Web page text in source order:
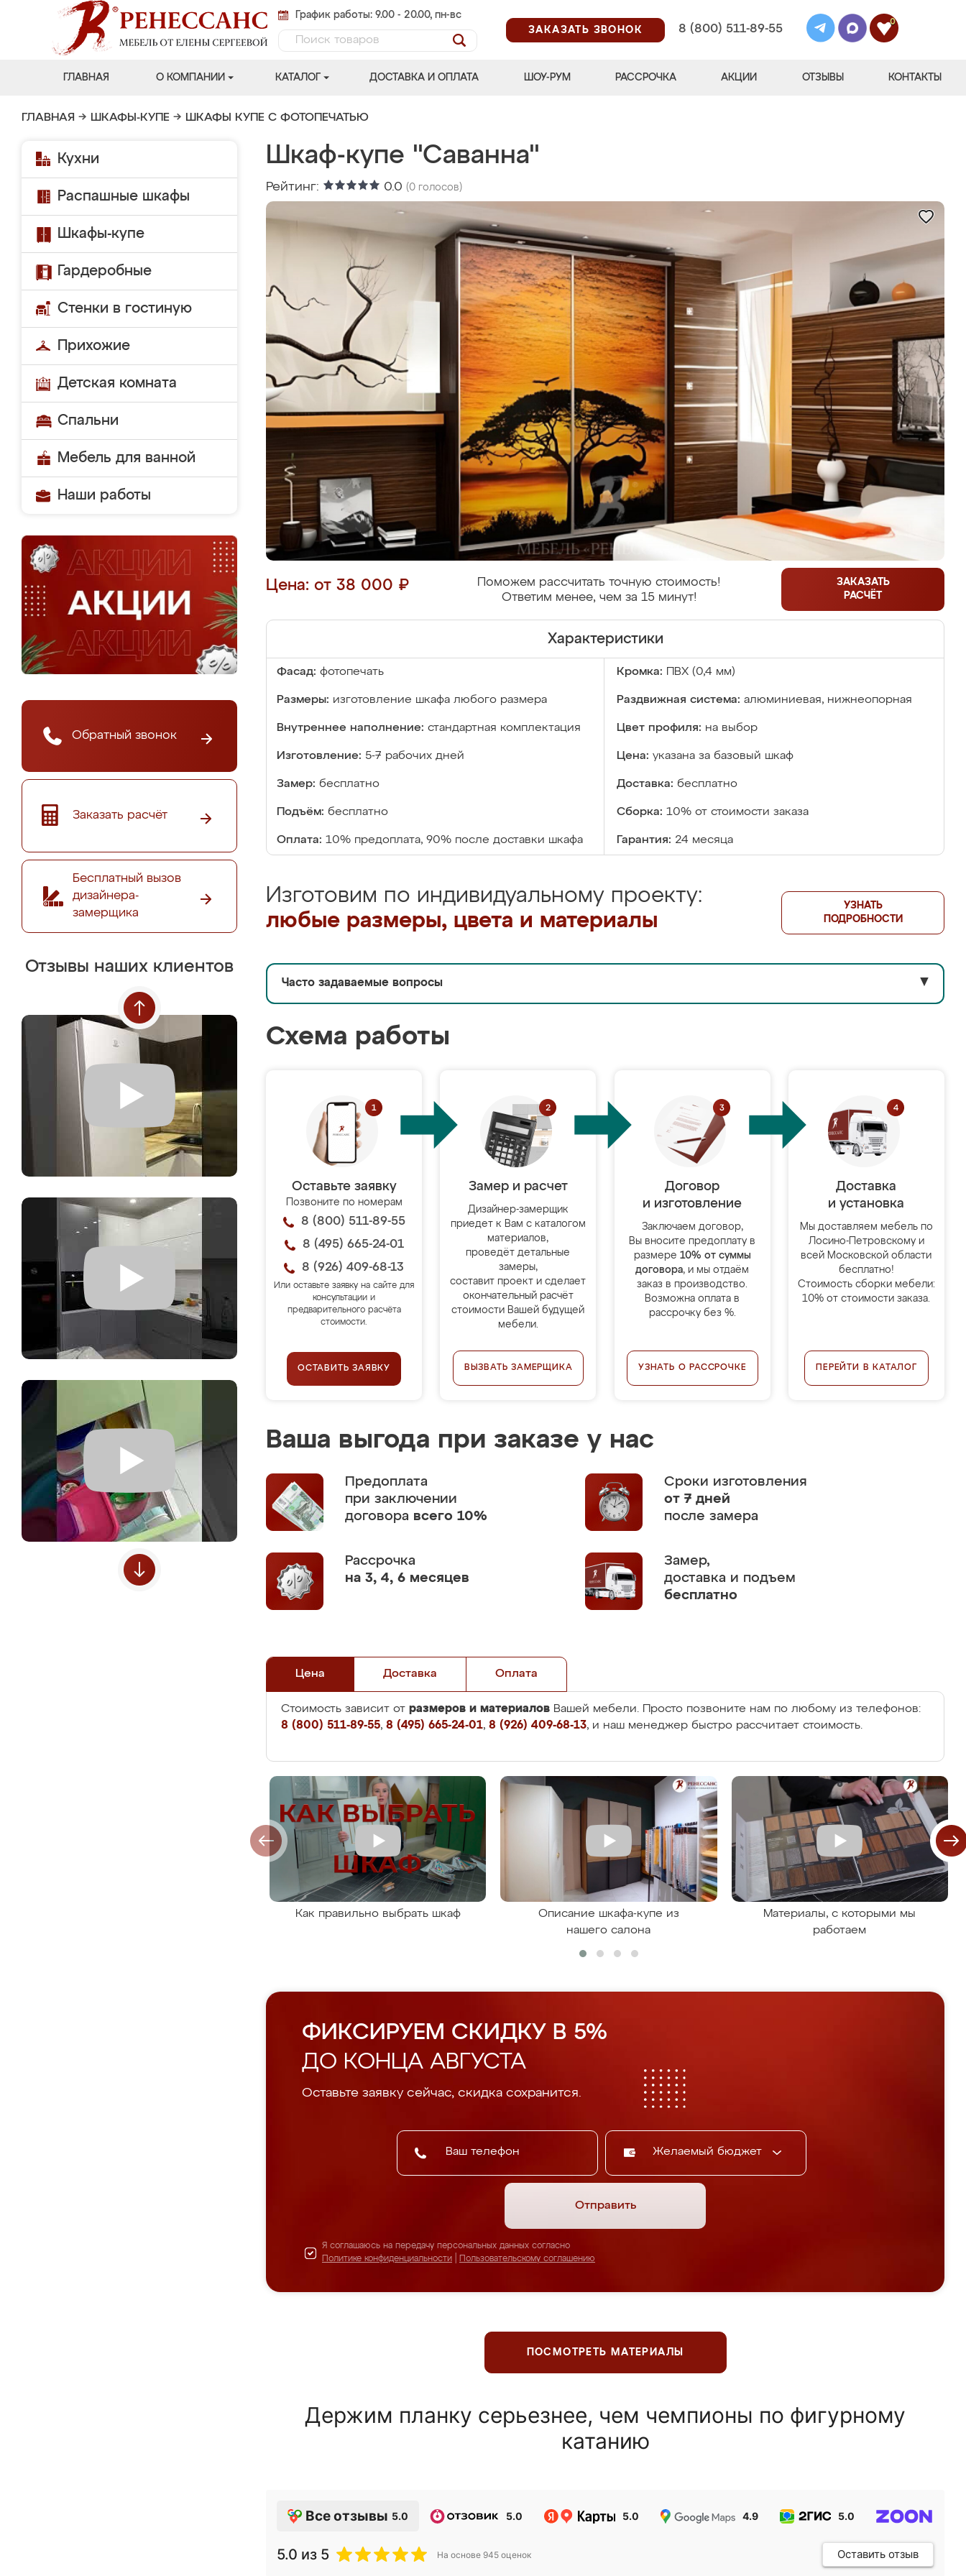
График работы: 9.00 - 20.00, пн-вс
ЗАКАЗАТЬ ЗВОНОК
8 (800) 511-89-55
0
ГЛАВНАЯ О КОМПАНИИ КАТАЛОГ ДОСТАВКА И ОПЛАТА ШОУ-РУМ РАССРОЧКА АКЦИИ ОТЗЫВЫ КОНТАКТЫ
ГЛАВНАЯ → ШКАФЫ-КУПЕ → ШКАФЫ КУПЕ С ФОТОПЕЧАТЬЮ
Кухни
Распашные шкафы
Шкафы-купе
Гардеробные
Стенки в гостиную
Прихожие
Детская комната
Спальни
Мебель для ванной
Наши работы
Обратный звонок
Заказать расчёт
Бесплатный вызов
дизайнера-
замерщика
Отзывы наших клиентов
Шкаф-купе "Саванна"
Рейтинг: 0.0 (0 голосов)
Цена: от 38 000 ₽
Поможем рассчитать точную стоимость!
Ответим менее, чем за 15 минут!
ЗАКАЗАТЬ
РАСЧЁТ
Характеристики
Фасад: фотопечать Кромка: ПВХ (0,4 мм)
Размеры: изготовление шкафа любого размера Раздвижная система: алюминиевая, нижнеопорная
Внутреннее наполнение: стандартная комплектация Цвет профиля: на выбор
Изготовление: 5-7 рабочих дней Цена: указана за базовый шкаф
Замер: бесплатно Доставка: бесплатно
Подъём: бесплатно Сборка: 10% от стоимости заказа
Оплата: 10% предоплата, 90% после доставки шкафа Гарантия: 24 месяца
Изготовим по индивидуальному проекту:
любые размеры, цвета и материалы
УЗНАТЬ
ПОДРОБНОСТИ
Часто задаваемые вопросы ▼
Схема работы
Оставьте заявку
Позвоните по номерам
8 (800) 511-89-55
8 (495) 665-24-01
8 (926) 409-68-13
Или оставьте заявку на сайте для
консультации и
предварительного расчёта
стоимости.
ОСТАВИТЬ ЗАЯВКУ
Замер и расчет
Дизайнер-замерщик
приедет к Вам с каталогом
материалов,
проведёт детальные
замеры,
составит проект и сделает
окончательный расчёт
стоимости Вашей будущей
мебели.
ВЫЗВАТЬ ЗАМЕРЩИКА
Договор
и изготовление
Заключаем договор,
Вы вносите предоплату в
размере 10% от суммы
договора, и мы отдаём
заказ в производство.
Возможна оплата в
рассрочку без %.
УЗНАТЬ О РАССРОЧКЕ
Доставка
и установка
Мы доставляем мебель по
Лосино-Петровскому и
всей Московской области
бесплатно!
Стоимость сборки мебели:
10% от стоимости заказа.
ПЕРЕЙТИ В КАТАЛОГ
Ваша выгода при заказе у нас
Предоплата
при заключении
договора всего 10%
Сроки изготовления
от 7 дней
после замера
Рассрочка
на 3, 4, 6 месяцев
Замер,
доставка и подъем
бесплатно
Цена Доставка Оплата
Стоимость зависит от размеров и материалов Вашей мебели. Просто позвоните нам по любому из телефонов:
8 (800) 511-89-55, 8 (495) 665-24-01, 8 (926) 409-68-13, и наш менеджер быстро рассчитает стоимость.
Как правильно выбрать шкаф
Описание шкафа-купе из
нашего салона
Материалы, с которыми мы
работаем
ФИКСИРУЕМ СКИДКУ В 5%
ДО КОНЦА АВГУСТА
Оставьте заявку сейчас, скидка сохранится.
Желаемый бюджет
Отправить
Я соглашаюсь на передачу персональных данных согласно
Политике конфиденциальности
Пользовательскому соглашению
ПОСМОТРЕТЬ МАТЕРИАЛЫ
Держим планку серьезнее, чем чемпионы по фигурному
катанию
Все отзывы 5.0 5.0 5.0 4.9 5.0
5.0 из 5 На основе 945 оценок Оставить отзыв